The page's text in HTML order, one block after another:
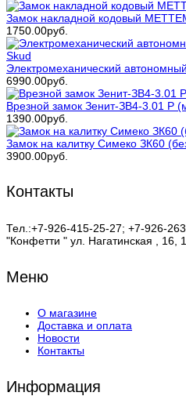
Замок накладной кодовый
1750.00руб.
Электромеханический
6990.00руб.
Врезной замок Зенит-ЗВ4-3.01 Р
1390.00руб.
Замок на калитку Симеко ЗК60
3900.00руб.
Контакты
Тел.:+7-926-415-25-27; +7-926-
"Конфетти " ул. Нагатинская ,
Меню
О магазине
Доставка и оплата
Новости
Контакты
Информация